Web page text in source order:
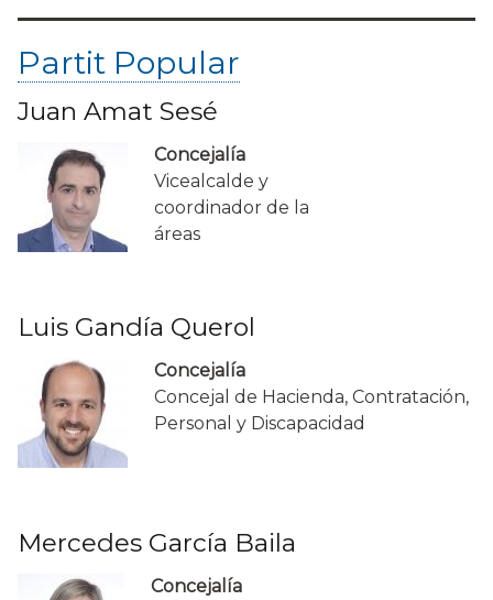
Partit Popular
Juan Amat Sesé
Concejalía
Vicealcalde y
coordinador de la
áreas
Luis Gandía Querol
Concejalía
Concejal de Hacienda, Contratación,
Personal y Discapacidad
Mercedes García Baila
Concejalía